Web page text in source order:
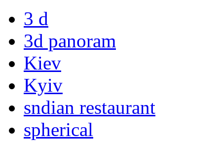
3 d
3d panoram
Kiev
Kyiv
sndian restaurant
spherical